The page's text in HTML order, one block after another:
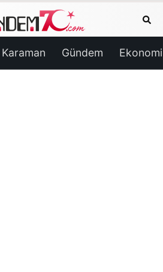
Karaman Gündem Ekonomi